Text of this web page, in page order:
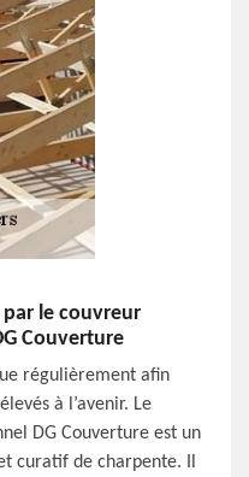
le couvreur
Couverture
régulièrement afin
à l’avenir. Le
DG Couverture est un
curatif de charpente. Il